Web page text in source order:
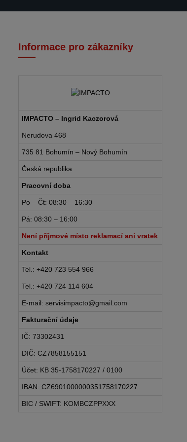
Informace pro zákazníky
IMPACTO – Ingrid Kaczorová
Nerudova 468
735 81 Bohumín – Nový Bohumín
Česká republika
Pracovní doba
Po – Čt: 08:30 – 16:30
Pá: 08:30 – 16:00
Není příjmové místo reklamací ani vratek
Kontakt
Tel.: +420 723 554 966
Tel.: +420 724 114 604
E-mail: servisimpacto@gmail.com
Fakturační údaje
IČ: 73302431
DIČ: CZ7858155151
Účet: KB 35-1758170227 / 0100
IBAN: CZ6901000000351758170227
BIC / SWIFT: KOMBCZPPXXX